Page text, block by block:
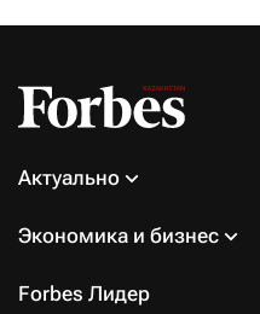
Актуально
Экономика и бизнес
Forbes Лидер